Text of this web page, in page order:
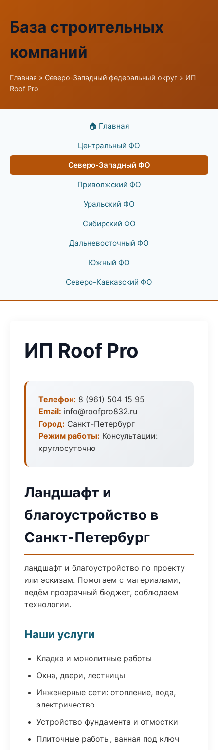
База строительных
компаний
Главная » Северо-Западный федеральный округ » ИП
Roof Pro
🏠 Главная
Центральный ФО
Северо-Западный ФО
Приволжский ФО
Уральский ФО
Сибирский ФО
Дальневосточный ФО
Южный ФО
Северо-Кавказский ФО
ИП Roof Pro
Телефон: 8 (961) 504 15 95
Email: info@roofpro832.ru
Город: Санкт-Петербург
Режим работы: Консультации:
круглосуточно
Ландшафт и
благоустройство в
Санкт-Петербург
ландшафт и благоустройство по проекту
или эскизам. Помогаем с материалами,
ведём прозрачный бюджет, соблюдаем
технологии.
Наши услуги
Кладка и монолитные работы
Окна, двери, лестницы
Инженерные сети: отопление, вода,
электричество
Устройство фундамента и отмостки
Плиточные работы, ванная под ключ